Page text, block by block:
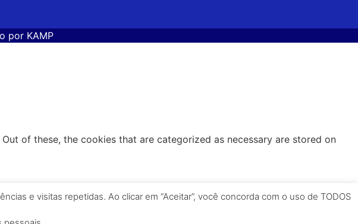
por KAMP
e visitas repetidas. Ao clicar em “Aceitar”, você concorda com o uso de TODOS
of these, the cookies that are categorized as necessary are stored on
basic functionalities and security features of the website,